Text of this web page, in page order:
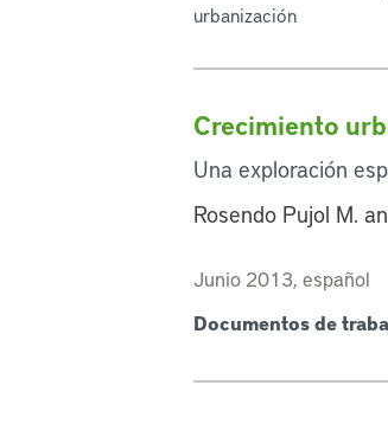
urbanización
Crecimiento
Una exploración
Rosendo Pujol M.
Junio 2013, español
Documentos de